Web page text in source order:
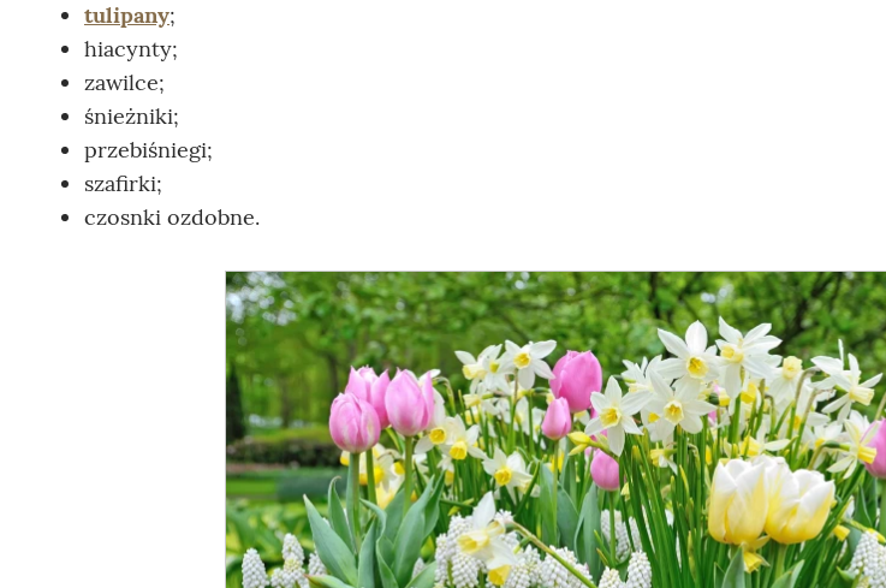
tulipany;
hiacynty;
zawilce;
śnieżniki;
przebiśniegi;
szafirki;
czosnki ozdobne.